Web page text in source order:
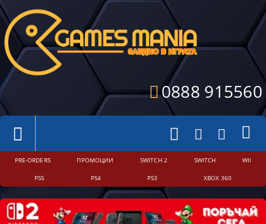
0888 915560
PRE-ORDERS ПРОМОЦИИ SWITCH 2 SWITCH WII
PS5 PS4 PS3 XBOX 360